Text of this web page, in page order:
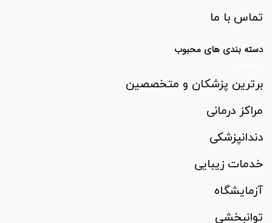
تماس با ما
دسته بندی های محبوب
برترین پزشکان و متخصصین
مراکز درمانی
دندانپزشکی
خدمات زیبایی
آزمایشگاه
توانبخشی‌